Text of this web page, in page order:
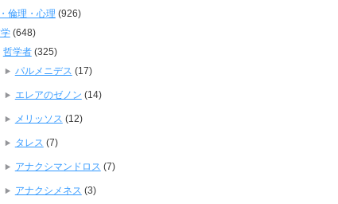
倫理・心理 (926)
(648)
哲学者(325)
パルメニデス (17)
エレアのゼノン (14)
メリッソス (12)
タレス (7)
アナクシマンドロス (7)
アナクシメネス (3)